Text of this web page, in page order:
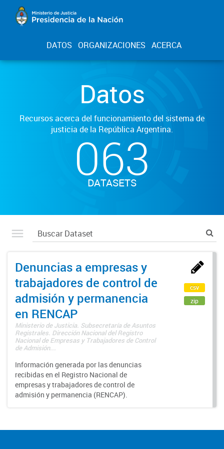
DATOS ORGANIZACIONES ACERCA
Datos
Recursos acerca del funcionamiento del sistema de
justicia de la República Argentina.
063
DATASETS
Denuncias a empresas y
trabajadores de control de
admisión y permanencia
en RENCAP
Ministerio de Justicia. Subsecretaría de Asuntos
Registrales. Dirección Nacional del Registro
Nacional de Empresas y Trabajadores de Control
de Admisión...
Información generada por las denuncias
recibidas en el Registro Nacional de
empresas y trabajadores de control de
admisión y permanencia (RENCAP).
csv
zip